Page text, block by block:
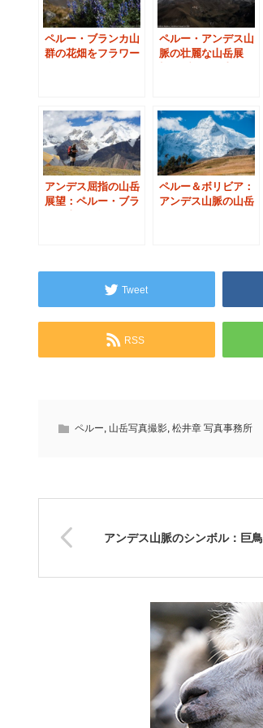
ペルー・ブランカ山
群の花畑をフラワー
ペルー・アンデス山
脈の壮麗な山岳展
アンデス屈指の山岳
展望：ペルー・ブラ
ペルー＆ボリビア：
アンデス山脈の山岳
Tweet
RSS
ペルー, 山岳写真撮影, 松井章 写真事務所
アンデス山脈のシンボル：巨